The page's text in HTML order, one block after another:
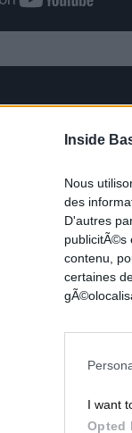
Inside
Nous
des
D'autres
publicitÃ©s
contenu,
certaines
I want
Opted